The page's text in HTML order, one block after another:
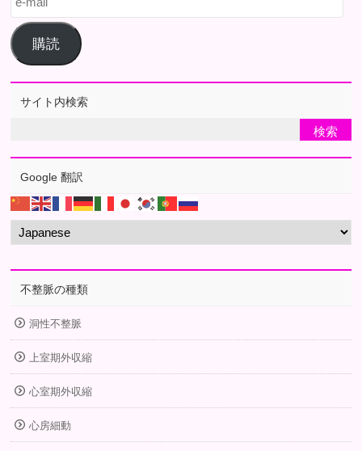
mail
購読
サイト内検索
Google 翻訳
不整脈の種類
洞性不整脈
上室期外収縮
心室期外収縮
心房細動